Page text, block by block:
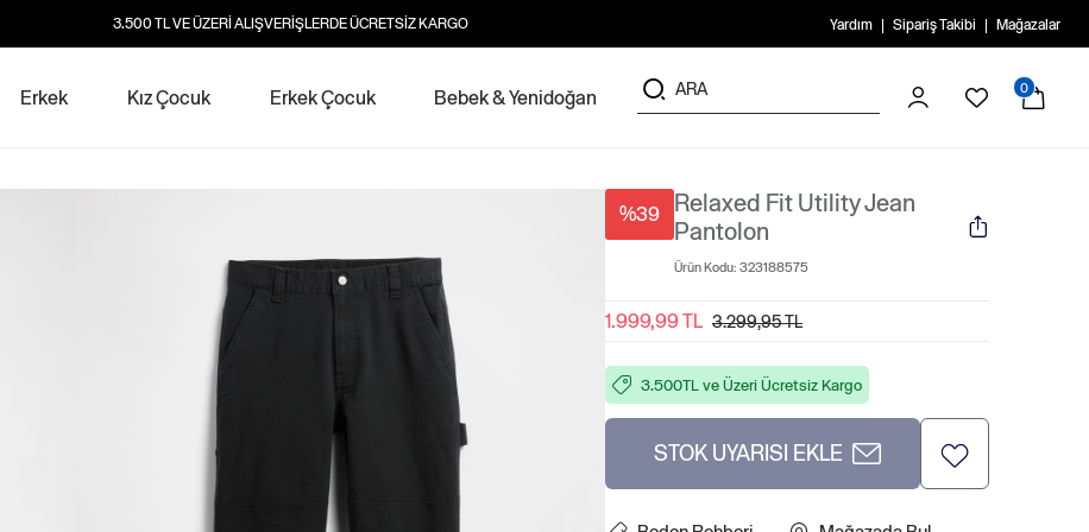
3.500 TL VE ÜZERİ ALIŞVERİŞLERDE ÜCRETSİZ KARGO Yardım Sipariş Takibi Mağazalar
Erkek Kız Çocuk Erkek Çocuk Bebek & Yenidoğan 0
%39
Relaxed Fit Utility Jean
Pantolon
Ürün Kodu: 323188575
1.999,99 TL 3.299,95 TL
3.500TL ve Üzeri Ücretsiz Kargo
STOK UYARISI EKLE